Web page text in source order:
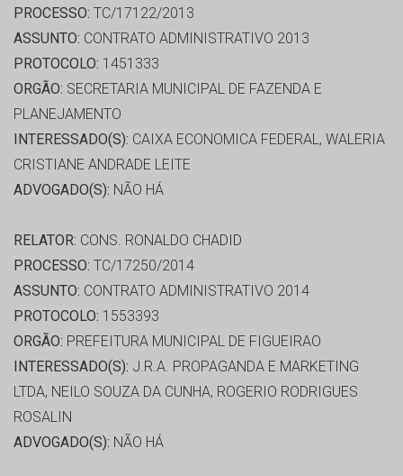
PROCESSO: TC/17122/2013
ASSUNTO: CONTRATO ADMINISTRATIVO 2013
PROTOCOLO: 1451333
ORGÃO: SECRETARIA MUNICIPAL DE FAZENDA E
PLANEJAMENTO
INTERESSADO(S): CAIXA ECONOMICA FEDERAL, WALERIA
CRISTIANE ANDRADE LEITE
ADVOGADO(S): NÃO HÁ
RELATOR: CONS. RONALDO CHADID
PROCESSO: TC/17250/2014
ASSUNTO: CONTRATO ADMINISTRATIVO 2014
PROTOCOLO: 1553393
ORGÃO: PREFEITURA MUNICIPAL DE FIGUEIRAO
INTERESSADO(S): J.R.A. PROPAGANDA E MARKETING
LTDA, NEILO SOUZA DA CUNHA, ROGERIO RODRIGUES
ROSALIN
ADVOGADO(S): NÃO HÁ